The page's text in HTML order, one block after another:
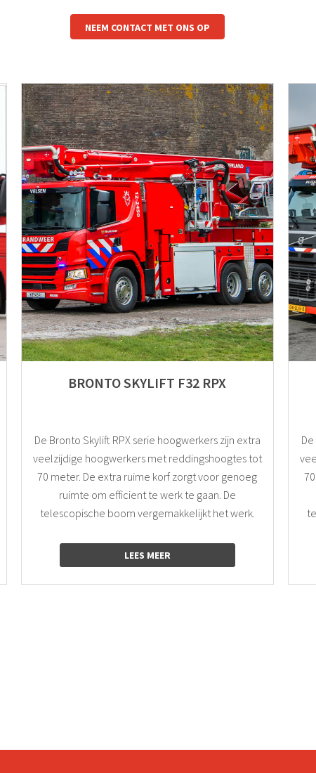
NEEM CONTACT MET ONS OP
BRONTO SKYLIFT F32 RPX
De Bronto Skylift RPX serie hoogwerkers zijn extra
veelzijdige hoogwerkers met reddingshoogtes tot
70 meter. De extra ruime korf zorgt voor genoeg
ruimte om efficient te werk te gaan. De
telescopische boom vergemakkelijkt het werk.
LEES MEER